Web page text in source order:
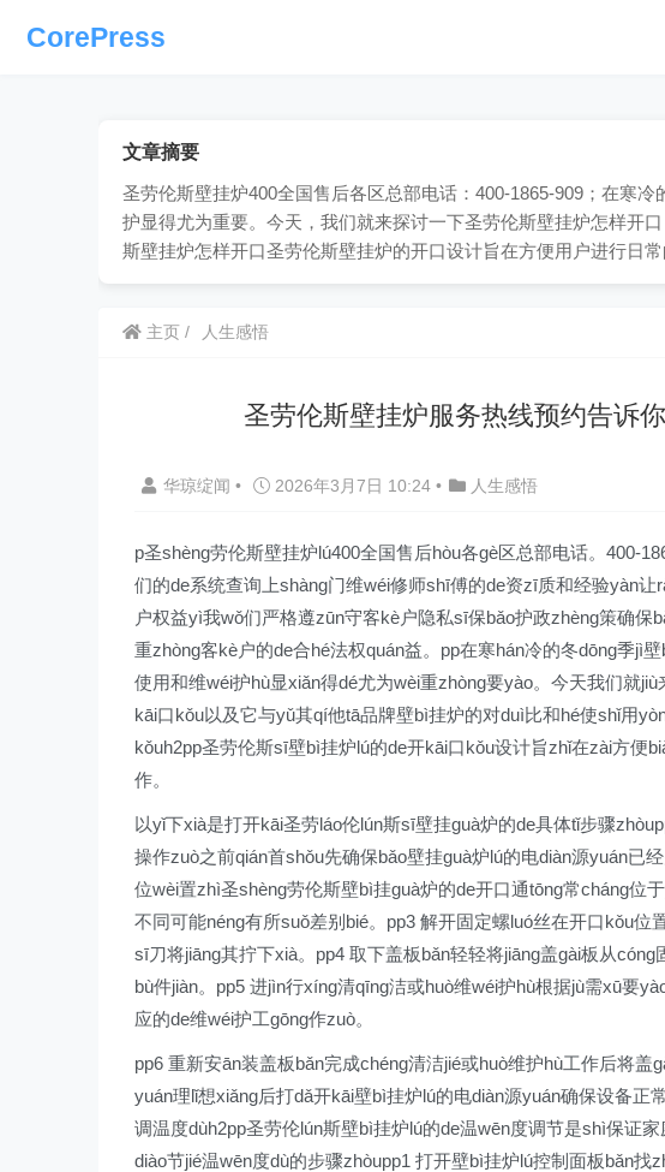
CorePress
文章摘要
圣劳伦斯壁挂炉400全国售后各区总部电话：400-1865-909；在寒
护显得尤为重要。今天，我们就来探讨一下圣劳伦斯壁挂炉怎样开
斯壁挂炉怎样开口圣劳伦斯壁挂炉的开口设计旨在方便用户进行日
主页 人生感悟
圣劳伦斯壁挂炉服务热线预约告诉
华琼绽闻 • 2026年3月7日 10:24 • 人生感悟
p圣shèng劳伦斯壁挂炉lú400全国售后hòu各gè区总部电话。400-
们的de系统查询上shàng门维wéi修师shī傅的de资zī质和经验yàn
户权益yì我wǒ们严格遵zūn守客kè户隐私sī保bǎo护政zhèng策确
重zhòng客kè户的de合hé法权quán益。pp在寒hán冷的冬dōng季jì
使用和维wéi护hù显xiǎn得dé尤为wèi重zhòng要yào。今天我们就
kāi口kǒu以及它与yǔ其qí他tā品牌壁bì挂炉的对duì比和hé使shǐ用
kǒuh2pp圣劳伦斯sī壁bì挂炉lú的de开kāi口kǒu设计旨zhǐ在zài方便
作。
以yǐ下xià是打开kāi圣劳láo伦lún斯sī壁挂guà炉的de具体tǐ步骤
操作zuò之前qián首shǒu先确保bǎo壁挂guà炉lú的电diàn源yuán已
位wèi置zhì圣shèng劳伦斯壁bì挂guà炉的de开口通tōng常cháng位
不同可能néng有所suǒ差别bié。pp3 解开固定螺luó丝在开口kǒu
sī刀将jiāng其拧下xià。pp4 取下盖板bǎn轻轻将jiāng盖gài板从
bù件jiàn。pp5 进jìn行xíng清qīng洁或huò维wéi护hù根据jù需xū要
应的de维wéi护工gōng作zuò。
pp6 重新安ān装盖板bǎn完成chéng清洁jié或huò维护hù工作后将
yuán理lǐ想xiǎng后打dǎ开kāi壁bì挂炉lú的电diàn源yuán确保设备正
调温度dùh2pp圣劳伦lún斯壁bì挂炉lú的de温wēn度调节是shì保证
diào节jié温wēn度dù的步骤zhòupp1 打开壁bì挂炉lú控制面板bǎn